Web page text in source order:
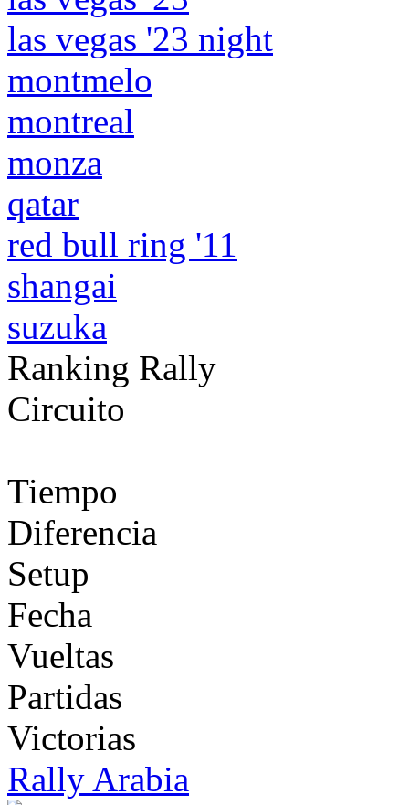
las vegas '23 night
montmelo
montreal
monza
qatar
red bull ring '11
shangai
suzuka
Ranking Rally
Circuito
Tiempo
Diferencia
Setup
Fecha
Vueltas
Partidas
Victorias
Rally Arabia